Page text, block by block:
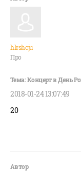
hlrshcju
Про
2018-01-24 13:07:49
20